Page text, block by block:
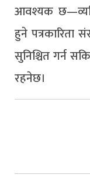
आवश्यक
हुने पत्रकारिता
सुनिश्चित गर्न
रहनेछ।